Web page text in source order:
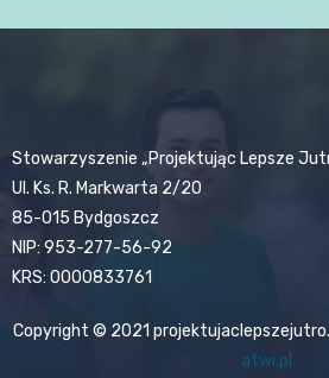
Stowarzyszenie „Projektując Lepsze
Ul. Ks. R. Markwarta 2/20
85-015 Bydgoszcz
NIP: 953-277-56-92
KRS: 0000833761
Copyright © 2021
atwi.pl